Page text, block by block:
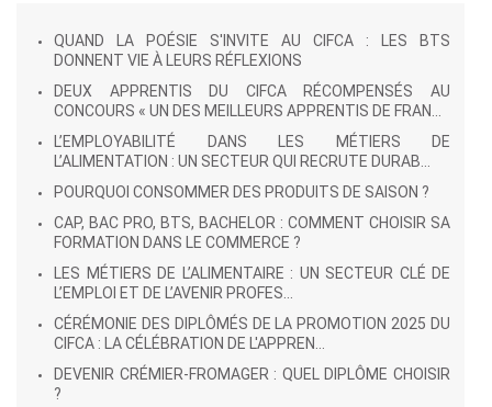
QUAND LA POÉSIE S'INVITE AU CIFCA : LES BTS
DONNENT VIE À LEURS RÉFLEXIONS
DEUX APPRENTIS DU CIFCA RÉCOMPENSÉS AU
CONCOURS « UN DES MEILLEURS APPRENTIS DE FRAN...
L’EMPLOYABILITÉ DANS LES MÉTIERS DE
L’ALIMENTATION : UN SECTEUR QUI RECRUTE DURAB...
POURQUOI CONSOMMER DES PRODUITS DE SAISON ?
CAP, BAC PRO, BTS, BACHELOR : COMMENT CHOISIR SA
FORMATION DANS LE COMMERCE ?
LES MÉTIERS DE L’ALIMENTAIRE : UN SECTEUR CLÉ DE
L’EMPLOI ET DE L’AVENIR PROFES...
CÉRÉMONIE DES DIPLÔMÉS DE LA PROMOTION 2025 DU
CIFCA : LA CÉLÉBRATION DE L'APPREN...
DEVENIR CRÉMIER-FROMAGER : QUEL DIPLÔME CHOISIR
?